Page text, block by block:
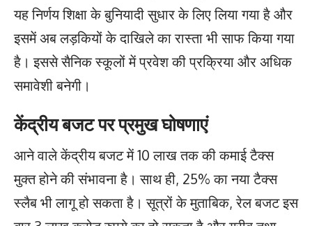
यह निर्णय शिक्षा के बुनियादी सुधार के लिए लिया गया है और
इसमें अब लड़कियों के दाखिले का रास्ता भी साफ किया गया
है। इससे सैनिक स्कूलों में प्रवेश की प्रक्रिया और अधिक
समावेशी बनेगी।
केंद्रीय बजट पर प्रमुख घोषणाएं
आने वाले केंद्रीय बजट में 10 लाख तक की कमाई टैक्स
मुक्त होने की संभावना है। साथ ही, 25% का नया टैक्स
स्लैब भी लागू हो सकता है। सूत्रों के मुताबिक, रेल बजट इस